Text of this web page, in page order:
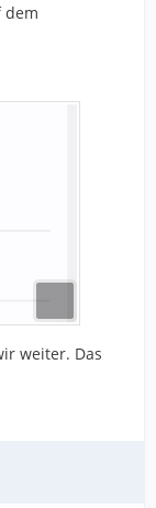
dem
weiter. Das